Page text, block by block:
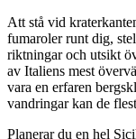
Att stå vid
fumaroler runt dig,
riktningar och utsikt
av Italiens mest
vara en erfaren
vandringar kan de
Planerar du en hel